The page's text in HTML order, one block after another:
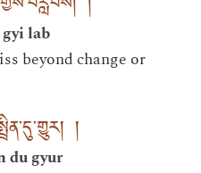
lab
beyond change or
།
du gyur